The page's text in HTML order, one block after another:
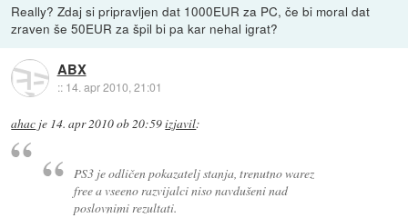
Really? Zdaj si pripravljen dat 1000EUR za PC, če bi moral dat
zraven še 50EUR za špil bi pa kar nehal igrat?
ABX
:: 14. apr 2010, 21:01
ahac je 14. apr 2010 ob 20:59izjavil:
PS3 je odličen pokazatelj stanja, trenutno warez
free a vseeno razvijalci niso navdušeni nad
poslovnimi rezultati.